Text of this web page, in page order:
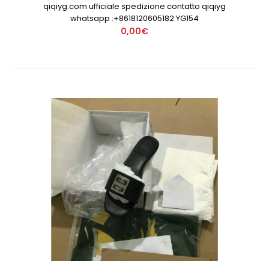
qiqiyg.com ufficiale spedizione contatto qiqiyg
whatsapp :+8618120605182 YG154
0,00€